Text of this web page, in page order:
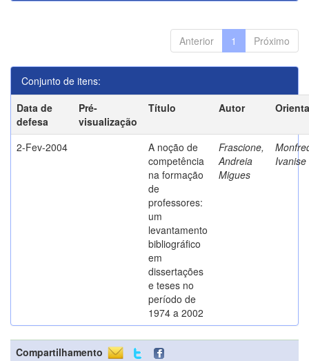
Anterior 1 Próximo
Conjunto de itens:
Data de
defesa
Pré-
visualização
Título Autor
2-Fev-2004
A noção de
competência
na formação
de
professores:
um
levantamento
bibliográfico
em
dissertações
e teses no
período de
1974 a 2002
Frascione,
Andreia
Migues
Ivanise
Compartilhamento